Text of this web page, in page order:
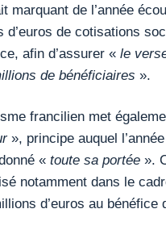
marquant de l’année
d’euros de cotisations
afin d’assurer « le
de bénéficiaires ».
francilien met
», principe auquel
« toute sa portée ».
notamment dans le
d’euros au bénéfice